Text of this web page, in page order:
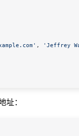
,
'Jeffrey
址：